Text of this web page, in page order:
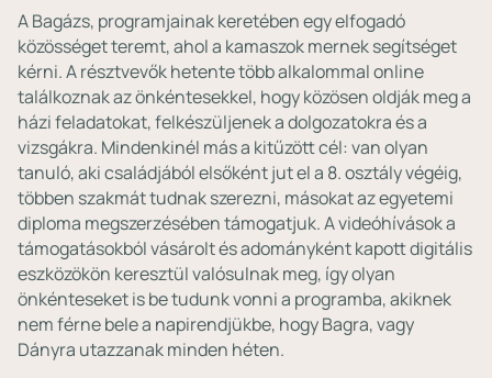
A Bagázs, programjainak keretében egy elfogadó
közösséget teremt, ahol a kamaszok mernek segítséget
kérni. A résztvevők hetente több alkalommal online
találkoznak az önkéntesekkel, hogy közösen oldják meg a
házi feladatokat, felkészüljenek a dolgozatokra és a
vizsgákra. Mindenkinél más a kitűzött cél: van olyan
tanuló, aki családjából elsőként jut el a 8. osztály végéig,
többen szakmát tudnak szerezni, másokat az egyetemi
diploma megszerzésében támogatjuk. A videóhívások a
támogatásokból vásárolt és adományként kapott digitális
eszközökön keresztül valósulnak meg, így olyan
önkénteseket is be tudunk vonni a programba, akiknek
nem férne bele a napirendjükbe, hogy Bagra, vagy
Dányra utazzanak minden héten.